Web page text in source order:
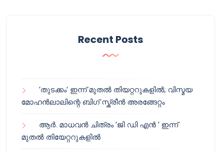
Recent Posts
‘തുടക്കം’ ഇന്ന് മുതൽ തിയറ്ററുകളിൽ; വിസ്മയ
മോഹൻലാലിന്റെ ബിഗ് സ്ക്രീൻ അരങ്ങേറ്റം
ആർ. മാധവൻ ചിത്രം ‘ജി ഡി എൻ ‘ ഇന്ന്
മുതൽ തിയേറ്ററുകളിൽ